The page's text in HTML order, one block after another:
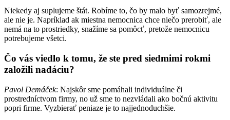
Niekedy aj suplujeme štát. Robíme to, čo by malo byť samozrejmé,
ale nie je. Napríklad ak miestna nemocnica chce niečo prerobiť, ale
nemá na to prostriedky, snažíme sa pomôcť, pretože nemocnicu
potrebujeme všetci.
Čo vás viedlo k tomu, že ste pred siedmimi rokmi
založili nadáciu?
Pavol Demáček: Najskôr sme pomáhali individuálne či
prostredníctvom firmy, no už sme to nezvládali ako bočnú aktivitu
popri firme. Vyzbierať peniaze je to najjednoduchšie.